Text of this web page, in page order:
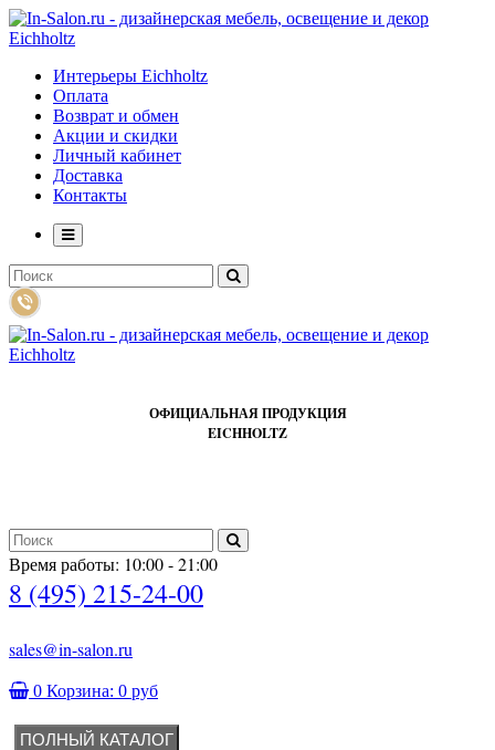
Интерьеры Eichholtz
Оплата
Возврат и обмен
Акции и скидки
Личный кабинет
Доставка
Контакты
ОФИЦИАЛЬНАЯ ПРОДУКЦИЯ
EICHHOLTZ
Время работы: 10:00 - 21:00
8 (495) 215-24-00
sales@in-salon.ru
0 Корзина: 0 руб
ПОЛНЫЙ КАТАЛОГ